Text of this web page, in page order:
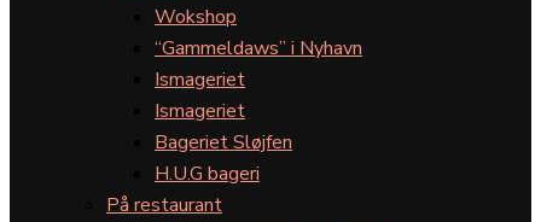
Wokshop
“Gammeldaws” i Nyhavn
Ismageriet
Ismageriet
Bageriet Sløjfen
H.U.G bageri
På restaurant